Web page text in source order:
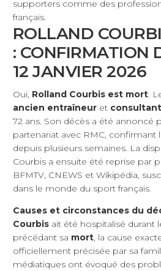
supporters comme des
français.
ROLLAND
: CONFIRMATION
12 JANVIER 2026
Oui, Rolland Courbis est mort.
ancien entraîneur et consultant
72 ans. Son décès a été annoncé
partenariat avec RMC, confirmant
depuis plusieurs semaines. La
Courbis a ensuite été reprise par
BFMTV, CNEWS et Wikipédia,
dans le monde du sport français.
Causes et circonstances du
Courbis ait été hospitalisé durant
précédant sa mort, la cause
officiellement précisée par sa
médiatiques ont évoqué des